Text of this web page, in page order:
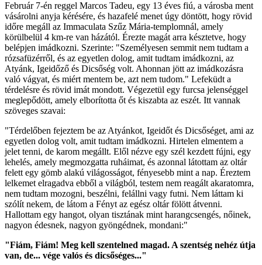
Február 7-én reggel Marcos Tadeu, egy 13 éves fiú, a városba ment
vásárolni anyja kérésére, és hazafelé menet úgy döntött, hogy rövid
időre megáll az Immaculata Szűz Mária-templomnál, amely
körülbelül 4 km-re van házától. Érezte magát arra késztetve, hogy
belépjen imádkozni. Szerinte: "Személyesen semmit nem tudtam a
rózsafüzérről, és az egyetlen dolog, amit tudtam imádkozni, az
Atyánk, Igeidőző és Dicsőség volt. Ahonnan jött az imádkozásra
való vágyat, és miért mentem be, azt nem tudom." Lefeküdt a
térdelésre és rövid imát mondott. Végezetül egy furcsa jelenséggel
meglepődött, amely elborította őt és kiszabta az eszét. Itt vannak
szöveges szavai:
"Térdelőben fejeztem be az Atyánkot, Igeidőt és Dicsőséget, ami az
egyetlen dolog volt, amit tudtam imádkozni. Hirtelen elmentem a
jelet tenni, de karom megállt. Elől nézve egy szél kezdett fújni, egy
lehelés, amely megmozgatta ruháimat, és azonnal látottam az oltár
felett egy gömb alakú világosságot, fényesebb mint a nap. Éreztem
lelkemet elragadva ebből a világból, testem nem reagált akaratomra,
nem tudtam mozogni, beszélni, felállni vagy futni. Nem láttam ki
szólít nekem, de látom a Fényt az egész oltár fölött átvenni.
Hallottam egy hangot, olyan tisztának mint harangcsengés, nőinek,
nagyon édesnek, nagyon gyöngédnek, mondani:"
"Fiám, Fiám! Meg kell szentelned magad. A szentség nehéz útja
van, de... vége valós és dicsőséges..."